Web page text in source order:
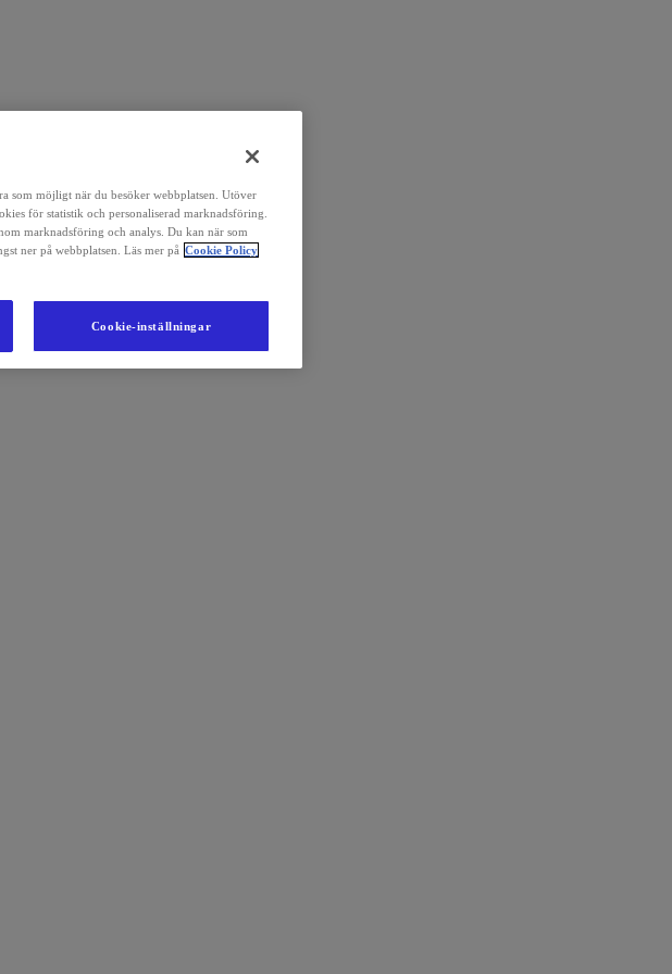
som möjligt när du besöker webbplatsen. Utöver
för statistik och personaliserad marknadsföring.
marknadsföring och analys. Du kan när som
ner på webbplatsen. Läs mer på Cookie Policy
Cookie-inställningar